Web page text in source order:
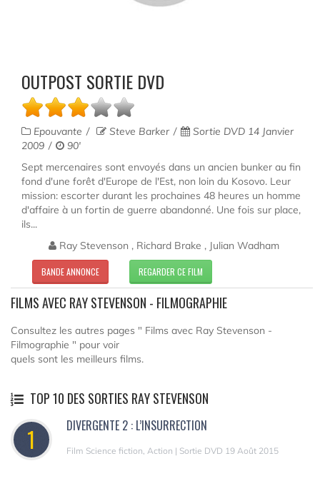
OUTPOST SORTIE DVD
Epouvante Steve Barker
Sortie DVD 14 Janvier
2009
90'
Sept mercenaires sont envoyés dans un ancien bunker au fin
fond d'une forêt d'Europe de l'Est, non loin du Kosovo. Leur
mission: escorter durant les prochaines 48 heures un homme
d'affaire à un fortin de guerre abandonné. Une fois sur place,
ils...
Ray Stevenson , Richard Brake , Julian Wadham
BANDE ANNONCE REGARDER CE FILM
FILMS AVEC RAY STEVENSON - FILMOGRAPHIE
Consultez les autres pages " Films avec Ray Stevenson -
Filmographie " pour voir
quels sont les meilleurs films.
TOP 10 DES SORTIES RAY STEVENSON
1 DIVERGENTE 2 : L’INSURRECTION
Film Science fiction, Action | Sortie DVD 19 Août 2015